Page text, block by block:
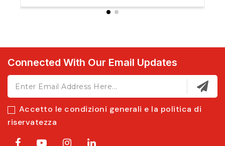
Connected With Our Email Updates
Accetto le condizioni generali e la politica di
riservatezza